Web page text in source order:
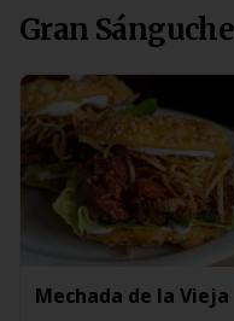
Gran
Mechada de la Vieja